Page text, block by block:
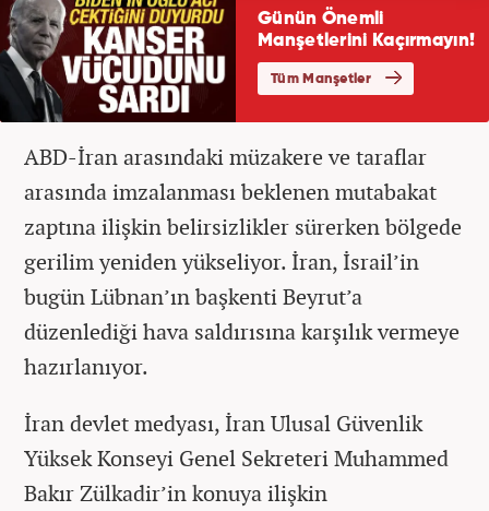
ABD-İran arasındaki müzakere ve taraflar
arasında imzalanması beklenen mutabakat
zaptına ilişkin belirsizlikler sürerken bölgede
gerilim yeniden yükseliyor. İran, İsrail’in
bugün Lübnan’ın başkenti Beyrut’a
düzenlediği hava saldırısına karşılık vermeye
hazırlanıyor.
İran devlet medyası, İran Ulusal Güvenlik
Yüksek Konseyi Genel Sekreteri Muhammed
Bakır Zülkadir’in konuya ilişkin